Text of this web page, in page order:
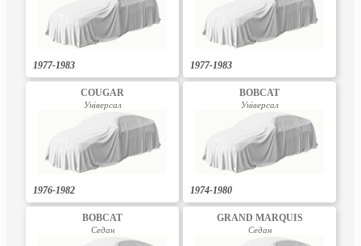
1977-1983 1977-1983
COUGAR
Універсал
1976-1982
BOBCAT
Універсал
1974-1980
BOBCAT
Седан
GRAND MARQUIS
Седан